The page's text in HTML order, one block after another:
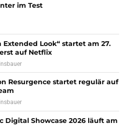
im Test
Extended Look“ startet am 27.
auf Netflix
Resurgence startet regulär auf
Digital Showcase 2026 läuft am